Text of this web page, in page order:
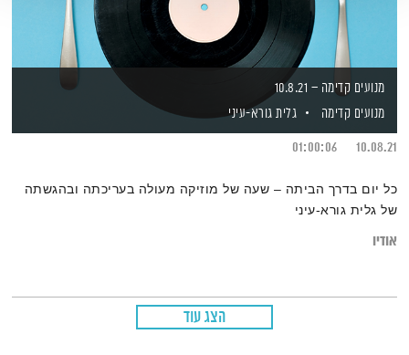
מנועים קדימה – 10.8.21
מנועים קדימה
גלית גורא-עיני
10.08.21
01:00:06
כל יום בדרך הביתה – שעה של מוזיקה מעולה בעריכתה ובהגשתה
של גלית גורא-עיני
אודיו
הצג עוד